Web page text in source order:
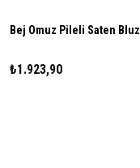
Bej Omuz Pileli Saten Bluz
₺1.923,90